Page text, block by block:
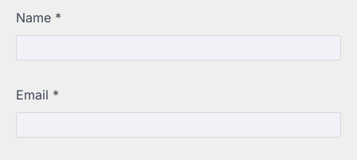
Name *
Email *